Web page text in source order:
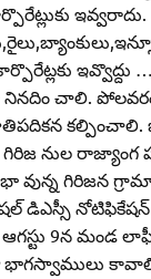
ఇవ్వరాదు.
నినదిం చాలి.
కల్పించాలి.
గిరిజ నుల
గిరిజన
డిఎస్సీ
9న మండ
భాగస్వాములు